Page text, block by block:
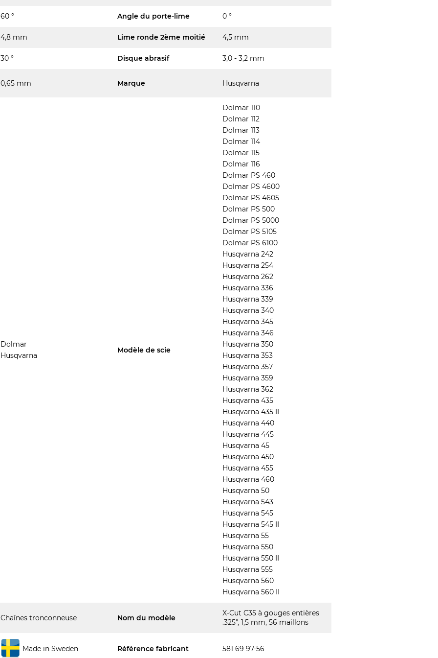
60 ° Angle du porte-lime 0 °
4,8 mm Lime ronde 2ème moitié 4,5 mm
30 ° Disque abrasif 3,0 - 3,2 mm
0,65 mm Marque Husqvarna
Dolmar
Husqvarna
Modèle de scie
Dolmar 110
Dolmar 112
Dolmar 113
Dolmar 114
Dolmar 115
Dolmar 116
Dolmar PS 460
Dolmar PS 4600
Dolmar PS 4605
Dolmar PS 500
Dolmar PS 5000
Dolmar PS 5105
Dolmar PS 6100
Husqvarna 242
Husqvarna 254
Husqvarna 262
Husqvarna 336
Husqvarna 339
Husqvarna 340
Husqvarna 345
Husqvarna 346
Husqvarna 350
Husqvarna 353
Husqvarna 357
Husqvarna 359
Husqvarna 362
Husqvarna 435
Husqvarna 435 II
Husqvarna 440
Husqvarna 445
Husqvarna 45
Husqvarna 450
Husqvarna 455
Husqvarna 460
Husqvarna 50
Husqvarna 543
Husqvarna 545
Husqvarna 545 II
Husqvarna 55
Husqvarna 550
Husqvarna 550 II
Husqvarna 555
Husqvarna 560
Husqvarna 560 II
Chaînes tronconneuse Nom du modèle
X-Cut C35 à gouges entières
.325", 1,5 mm, 56 maillons
Made in Sweden Référence fabricant 581 69 97-56